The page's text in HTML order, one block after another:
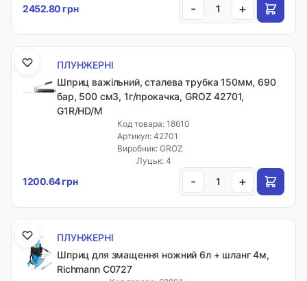
2452.80 грн - +
ПЛУНЖЕРНІ
Шприц важільний, сталева трубка 150мм, 690
бар, 500 см3, 1г/прокачка, GROZ 42701,
G1R/HD/M
Код товара: 18610
Артикул: 42701
Виробник: GROZ
Луцьк: 4
1200.64 грн - +
ПЛУНЖЕРНІ
Шприц для змащення ножний 6л + шланг 4м,
Richmann C0727